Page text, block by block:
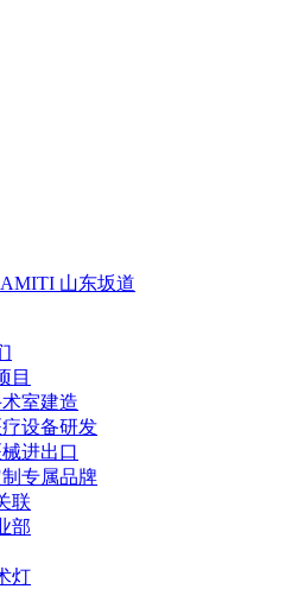
山东坂道
目
室建造
疗设备研发
械进出口
制专属品牌
联
部
灯